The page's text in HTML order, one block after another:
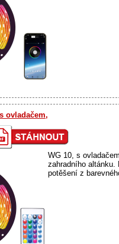
ovladačem,
WG 10, s
zahradního
potěšení z